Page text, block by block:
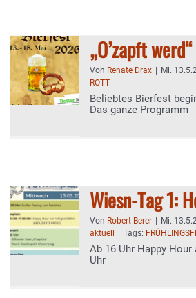
„O’zapft
Von Renate Drax Mi.
ROTT
Beliebtes Bierfest
Das ganze Programm
Wiesn-Tag 1:
Von Robert Berer Mi.
aktuell
Tags:
Ab 16 Uhr Happy
Uhr